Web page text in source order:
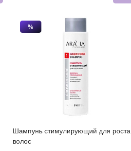
%
Шампунь стимулирующий для роста
волос